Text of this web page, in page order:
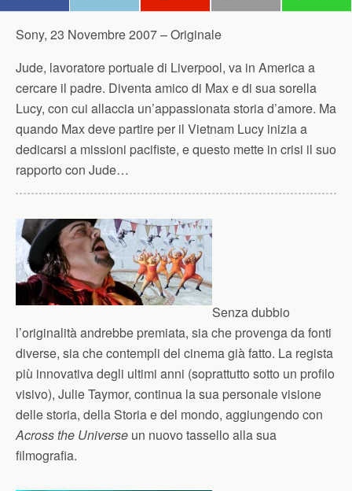
Sony, 23 Novembre 2007 –Originale
Jude, lavoratore portuale di Liverpool, va in America a
cercare il padre. Diventa amico di Max e di sua sorella
Lucy, con cui allaccia un’appassionata storia d’amore. Ma
quando Max deve partire per il Vietnam Lucy inizia a
dedicarsi a missioni pacifiste, e questo mette in crisi il suo
rapporto con Jude…
Senza dubbio
l’originalità andrebbe premiata, sia che provenga da fonti
diverse, sia che contempli del cinema già fatto. La regista
più innovativa degli ultimi anni (soprattutto sotto un profilo
visivo), Julie Taymor, continua la sua personale visione
delle storia, della Storia e del mondo, aggiungendo con
Across the Universe un nuovo tassello alla sua
filmografia.